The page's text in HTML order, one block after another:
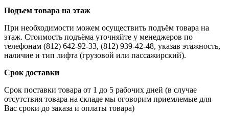
Подъем товара на этаж
При необходимости можем осуществить подъём товара на
этаж. Стоимость подъёма уточняйте у менеджеров по
телефонам (812) 642-92-33, (812) 939-42-48, указав этажность,
наличие и тип лифта (грузовой или пассажирский).
Срок доставки
Срок поставки товара от 1 до 5 рабочих дней (в случае
отсутствия товара на складе мы оговорим приемлемые для
Вас сроки до заказа и оплаты товара)